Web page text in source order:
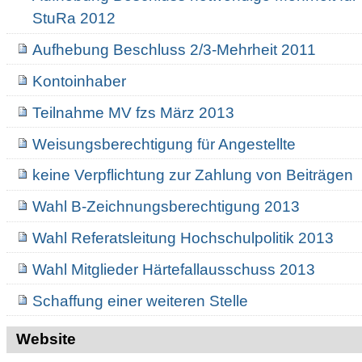
StuRa 2012
Aufhebung Beschluss 2/3-Mehrheit 2011
Kontoinhaber
Teilnahme MV fzs März 2013
Weisungsberechtigung für Angestellte
keine Verpflichtung zur Zahlung von Beiträgen
Wahl B-Zeichnungsberechtigung 2013
Wahl Referatsleitung Hochschulpolitik 2013
Wahl Mitglieder Härtefallausschuss 2013
Schaffung einer weiteren Stelle
Website